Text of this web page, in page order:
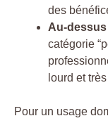
des
Au-dessus
catégorie
lourd et
Pour un usage